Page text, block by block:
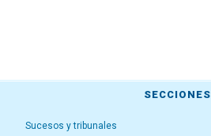
SECCIONES
Sucesos y tribunales